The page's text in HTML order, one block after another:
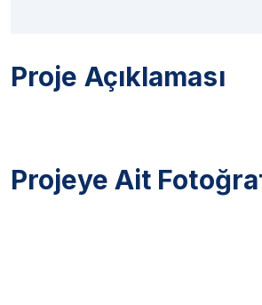
Proje Açıklaması
Projeye Ait